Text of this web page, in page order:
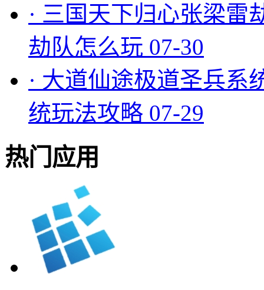
· 三国天下归心张梁雷
劫队怎么玩 07-30
· 大道仙途极道圣兵系
统玩法攻略 07-29
热门应用